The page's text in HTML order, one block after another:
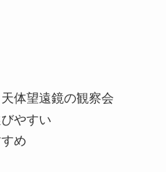
体望遠鏡の観察会
やすい
め